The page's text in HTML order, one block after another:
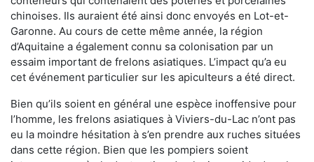
chinoises. Ils auraient été ainsi donc envoyés en Lot-et-
Garonne. Au cours de cette même année, la région
d’Aquitaine a également connu sa colonisation par un
essaim important de frelons asiatiques. L’impact qu’a eu
cet événement particulier sur les apiculteurs a été direct.
Bien qu’ils soient en général une espèce inoffensive pour
l’homme, les frelons asiatiques à Viviers-du-Lac n’ont pas
eu la moindre hésitation à s’en prendre aux ruches situées
dans cette région. Bien que les pompiers soient